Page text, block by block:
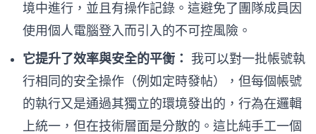
境中進行，並且有操作記錄。這避免了團隊成員因
使用個人電腦登入而引入的不可控風險。
它提升了效率與安全的平衡：
我可以對一批帳號執
行相同的安全操作（例如定時發帖），但每個帳號
的執行又是通過其獨立的環境發出的，行為在邏輯
上統一，但在技術層面是分散的。這比純手工一個